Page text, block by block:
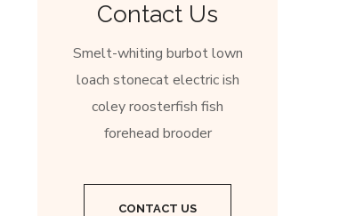
Contact Us
Smelt-whiting burbot lown
loach stonecat electric ish
coley roosterfish fish
forehead brooder
CONTACT US